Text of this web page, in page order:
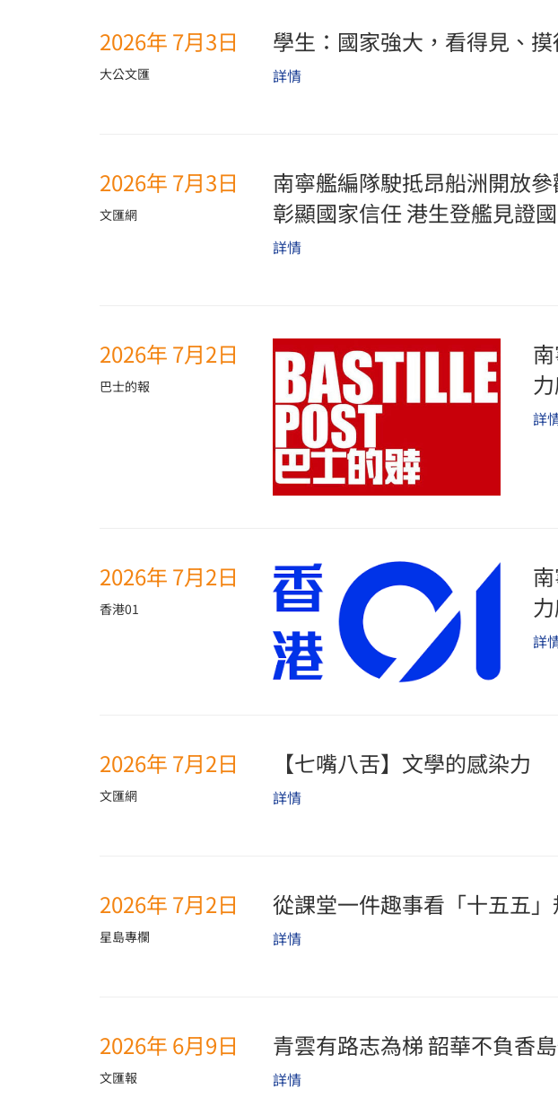
2026年 7月3日
大公文匯
學生：國家強大，看得見、
詳情
2026年 7月3日
文匯網
南寧艦編隊駛抵昂船洲開放參
彰顯國家信任 港生登艦見證
詳情
2026年 7月2日
巴士的報
詳
2026年 7月2日
香港01
詳
2026年 7月2日
文匯網
【七嘴八舌】文學的感染力
詳情
2026年 7月2日
星島專欄
從課堂一件趣事看「十五五
詳情
2026年 6月9日
文匯報
青雲有路志為梯 韶華不負香
詳情